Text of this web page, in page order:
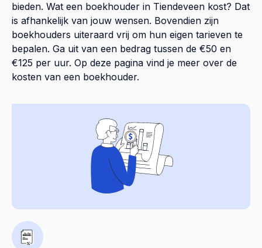
bieden. Wat een boekhouder in Tiendeveen kost? Dat
is afhankelijk van jouw wensen. Bovendien zijn
boekhouders uiteraard vrij om hun eigen tarieven te
bepalen. Ga uit van een bedrag tussen de €50 en
€125 per uur. Op deze pagina vind je meer over de
kosten van een boekhouder.